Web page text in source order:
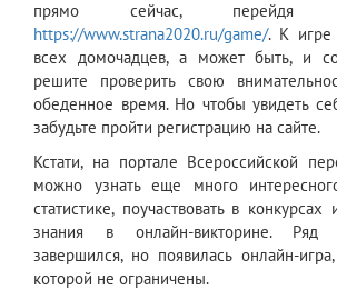
прямо сейчас, перейдя
https://www.strana2020.ru/game/. К игре
всех домочадцев, а может быть, и
решите проверить свою
обеденное время. Но чтобы увидеть
забудьте пройти регистрацию на сайте.
Кстати, на портале Всероссийской
можно узнать еще много
статистике, поучаствовать в
знания в онлайн-викторине. Ряд
завершился, но появилась онлайн-
которой не ограничены.